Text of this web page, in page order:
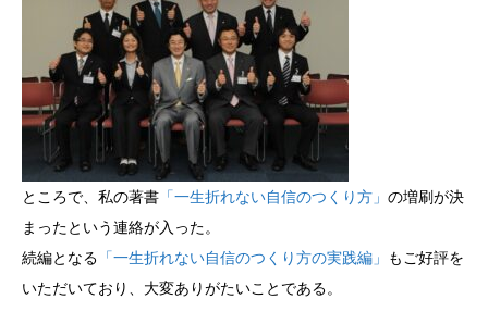
ところで、私の著書 「一生折れない自信のつくり方」 の増刷が決
まったという連絡が入った。
続編となる 「一生折れない自信のつくり方の実践編」
もご好評を
いただいており、大変ありがたいことである。